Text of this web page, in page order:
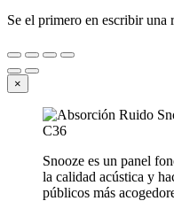
Se el primero en escribir una
×
Snooze es un panel
la calidad acústica y
públicos más